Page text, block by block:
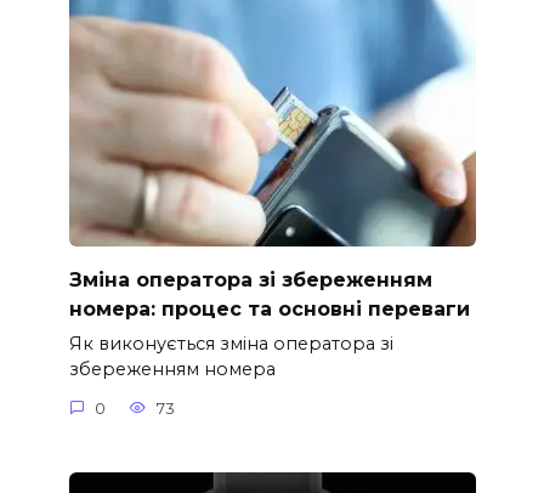
Зміна оператора зі збереженням
номера: процес та основні переваги
Як виконується зміна оператора зі
збереженням номера
0 73